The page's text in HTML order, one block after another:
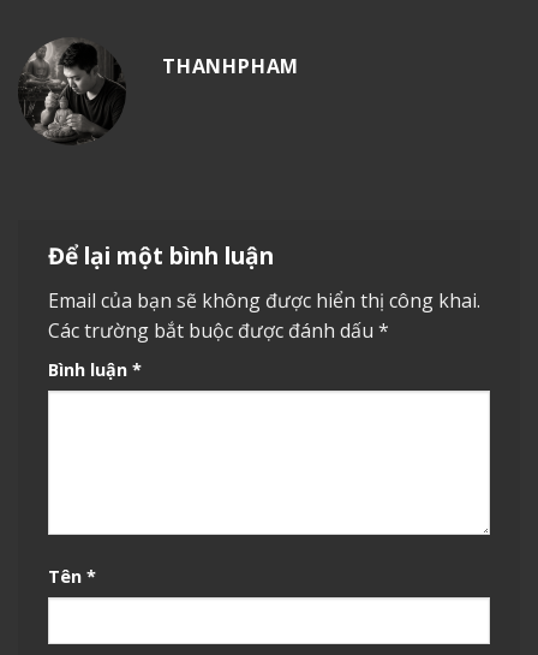
THANHPHAM
Để lại một bình luận
Email của bạn sẽ không được hiển thị công khai.
Các trường bắt buộc được đánh dấu *
Bình luận *
Tên *